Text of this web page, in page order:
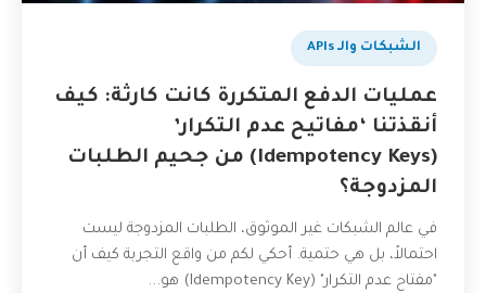
الشبكات والـ APIs
عمليات الدفع المتكررة كانت كارثة: كيف
أنقذتنا ‘مفاتيح عدم التكرار’
(Idempotency Keys) من جحيم الطلبات
المزدوجة؟
في عالم الشبكات غير الموثوق، الطلبات المزدوجة ليست
احتمالاً، بل هي حتمية. أحكي لكم من واقع التجربة كيف أن
"مفتاح عدم التكرار" (Idempotency Key) هو...